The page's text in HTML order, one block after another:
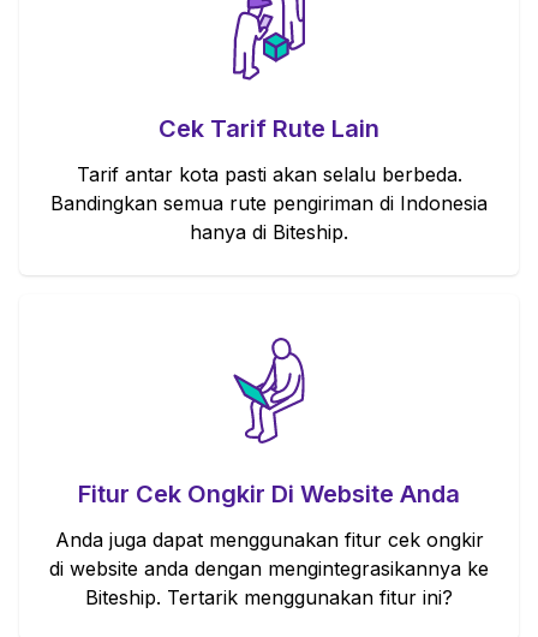
Cek Tarif Rute Lain
Tarif antar kota pasti akan selalu berbeda.
Bandingkan semua rute pengiriman di Indonesia
hanya di Biteship.
Fitur Cek Ongkir Di Website Anda
Anda juga dapat menggunakan fitur cek ongkir
di website anda dengan mengintegrasikannya ke
Biteship. Tertarik menggunakan fitur ini?